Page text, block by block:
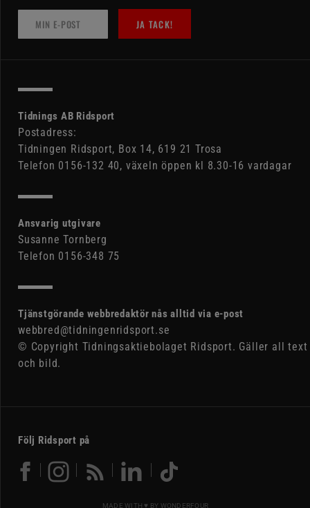
JA TACK!
Tidnings AB Ridsport
Postadress:
Tidningen Ridsport, Box 14, 619 21 Trosa
Telefon 0156-132 40, växeln öppen kl 8.30-16 vardagar
Ansvarig utgivare
Susanne Tornberg
Telefon 0156-348 75
Tjänstgörande webbredaktör nås alltid via e-post
webbred@tidningenridsport.se
© Copyright Tidningsaktiebolaget Ridsport. Gäller all text
och bild.
Följ Ridsport på
MADE WITH ♥ BY WONDERFOUR